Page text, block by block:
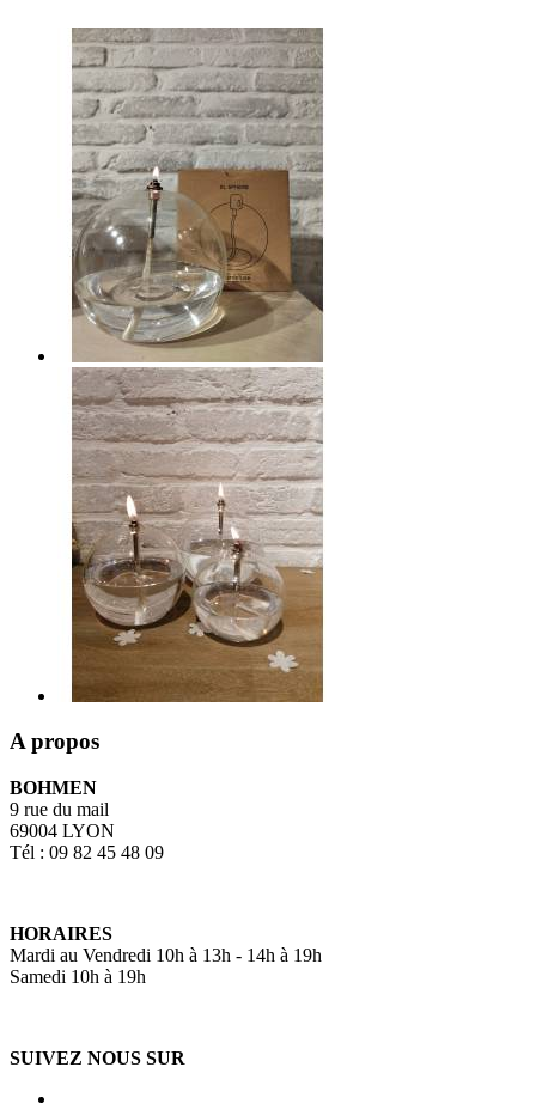
A propos
BOHMEN
9 rue du mail
69004 LYON
Tél : 09 82 45 48 09
HORAIRES
Mardi au Vendredi 10h à 13h - 14h à 19h
Samedi 10h à 19h
SUIVEZ NOUS SUR